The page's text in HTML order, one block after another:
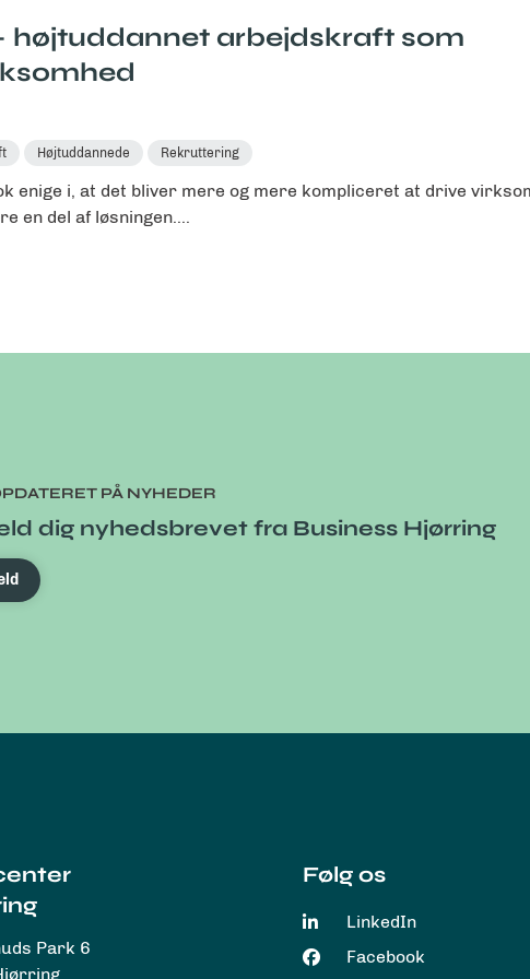
højtuddannet arbejdskraft som
Højtuddannede Rekruttering
enige i, at det bliver mere og mere kompliceret at drive
en del af løsningen....
PÅ NYHEDER
dig nyhedsbrevet fra Business Hjørring
Park 6
Følg os
LinkedIn
Facebook